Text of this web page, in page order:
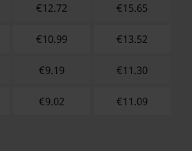
€12.72 €15.65
€10.99 €13.52
€9.19 €11.30
€9.02 €11.09